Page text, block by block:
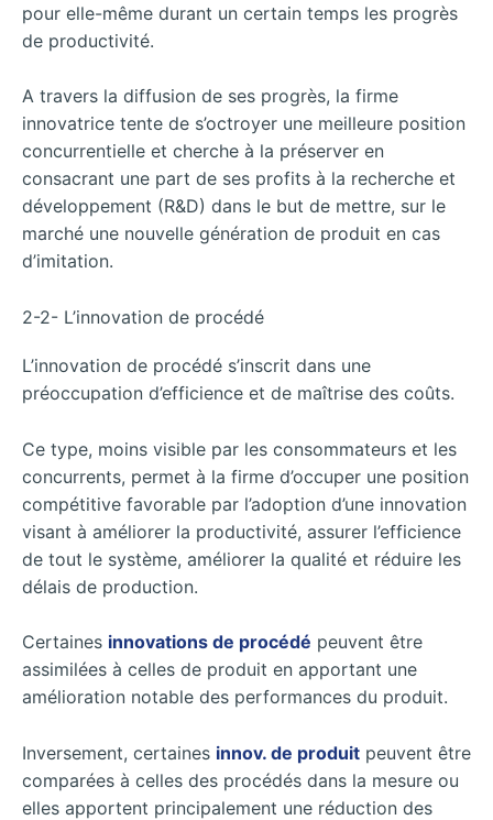
pour elle-même durant un certain temps les progrès
de productivité.
A travers la diffusion de ses progrès, la firme
innovatrice tente de s’octroyer une meilleure position
concurrentielle et cherche à la préserver en
consacrant une part de ses profits à la recherche et
développement (R&D) dans le but de mettre, sur le
marché une nouvelle génération de produit en cas
d’imitation.
2-2- L’innovation de procédé
L’innovation de procédé s’inscrit dans une
préoccupation d’efficience et de maîtrise des coûts.
Ce type, moins visible par les consommateurs et les
concurrents, permet à la firme d’occuper une position
compétitive favorable par l’adoption d’une innovation
visant à améliorer la productivité, assurer l’efficience
de tout le système, améliorer la qualité et réduire les
délais de production.
Certaines innovations de procédé peuvent être
assimilées à celles de produit en apportant une
amélioration notable des performances du produit.
Inversement, certaines innov. de produit peuvent être
comparées à celles des procédés dans la mesure ou
elles apportent principalement une réduction des